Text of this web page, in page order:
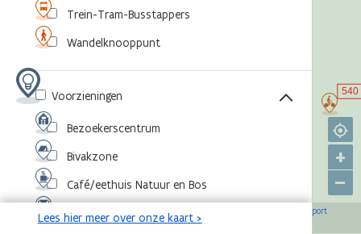
+
–
OpenStreetMap-bijdragers Agentschap voor Natuur en Bos
Sport
Vlaanderen,©Toerisme Vlaanderen
Trein-Tram-Busstappers
Wandelknooppunt
Voorzieningen
Bezoekerscentrum
Bivakzone
Café/eethuis Natuur en Bos
Eventlocatie
Lees hier meer over onze kaart >